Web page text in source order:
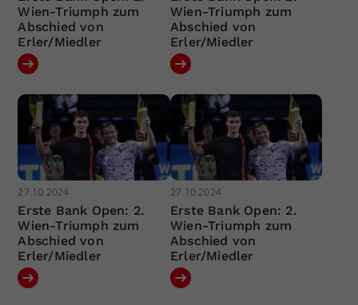
Wien-Triumph zum
Abschied von
Erler/Miedler
Wien-Triumph zum
Abschied von
Erler/Miedler
27.10.2024
Erste Bank Open: 2.
Wien-Triumph zum
Abschied von
Erler/Miedler
27.10.2024
Erste Bank Open: 2.
Wien-Triumph zum
Abschied von
Erler/Miedler